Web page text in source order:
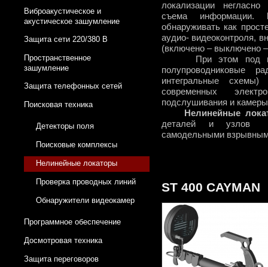
локализации
съема информации.
обнаруживать как
аудио- видеоконтроля,
(включено – выключено
При этом под
полупроводниковые
интегральные
современных
подслушивания и
Нелинейные
деталей и узлов
самодельными
ST 400 CAYMAN
Виброакустическое и
акустическое зашумление
Защита сети 220/380 В
Пространственное
зашумление
Защита телефонных сетей
Поисковая техника
Детекторы поля
Поисковые комплексы
Нелинейные локаторы
Проверка проводных линий
Обнаружители видеокамер
Программное обеспечение
Досмотровая техника
Защита переговоров